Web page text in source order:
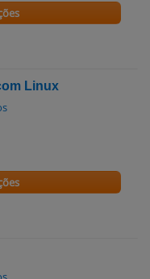
Linux